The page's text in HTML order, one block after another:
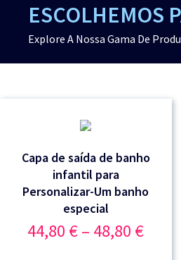
ESCOLHEMOS
Explore A Nossa Gama De
Capa de saída de banho
infantil para
Personalizar-Um banho
especial
44,80 €– 48,80 €Price